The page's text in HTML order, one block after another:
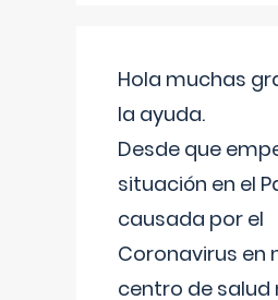
Hola muchas
la ayuda.
Desde que
situación en el
causada por el
Coronavirus en
centro de salud